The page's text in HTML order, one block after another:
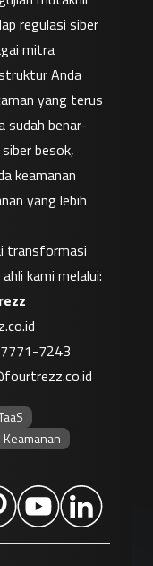
regulasi siber
mitra
Anda
yang terus
sudah benar-
besok,
keamanan
yang lebih
transformasi
kami melalui:
7243